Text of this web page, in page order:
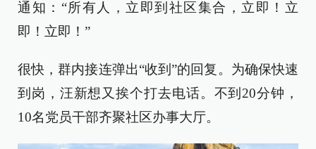
通知：“所有人，立即到社区集合，立即！立
即！立即！”
很快，群内接连弹出“收到”的回复。为确保快速
到岗，汪新想又挨个打去电话。不到20分钟，
10名党员干部齐聚社区办事大厅。